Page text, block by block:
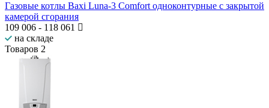
Газовые котлы Baxi Luna-3 Comfort одноконтурные с закрытой
камерой сгорания
109 006 - 118 061
на складе
Товаров 2